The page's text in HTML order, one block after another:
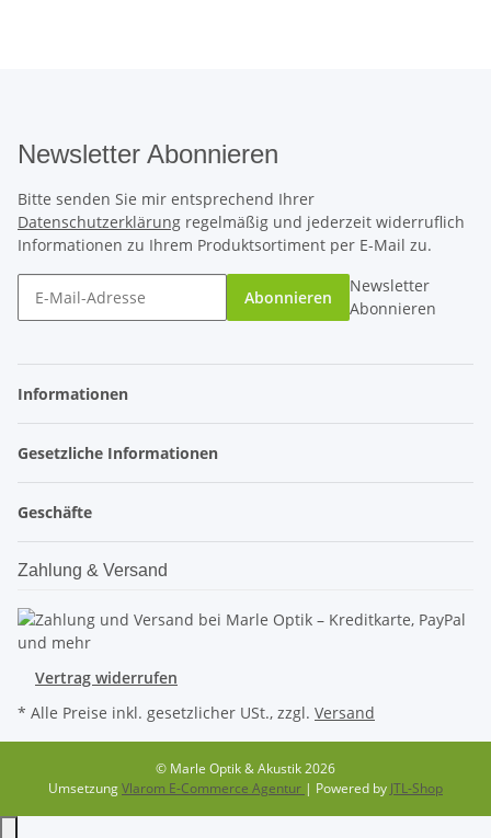
Newsletter Abonnieren
Bitte senden Sie mir entsprechend Ihrer
Datenschutzerklärung regelmäßig und jederzeit widerruflich
Informationen zu Ihrem Produktsortiment per E-Mail zu.
Abonnieren
Newsletter
Abonnieren
Informationen
Gesetzliche Informationen
Geschäfte
Zahlung & Versand
Vertrag widerrufen
* Alle Preise inkl. gesetzlicher USt., zzgl. Versand
© Marle Optik & Akustik 2026
UmsetzungVlarom E-Commerce Agentur | Powered by JTL-Shop